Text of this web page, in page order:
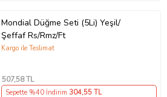
Mondial Düğme Seti (5Li) Yeşil/
Şeffaf Rs/Rmz/Ft
Kargo ile Teslimat
507,58 TL
Sepette %40 İndirim 304,55 TL